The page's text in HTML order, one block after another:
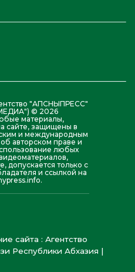
"АПСНЫПРЕСС"
© 2026
материалы,
сайте, защищены в
и международным
авторском праве и
любых
допускается только с
и ссылкой на
сайта : Агентство
Республики Абхазия |